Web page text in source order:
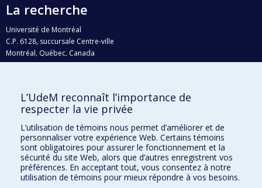
La recherche
Université de Montréal
C.P. 6128, succursale Centre-ville
Montréal, Québec, Canada
H3C 3J7
Qui fait quoi?
Nous trouver
Plan du site
Accessibilité
L’UdeM reconnaît l’importance de
respecter la vie privée
L’utilisation de témoins nous permet d’améliorer et de
personnaliser votre expérience Web. Certains témoins
sont obligatoires pour assurer le fonctionnement et la
sécurité du site Web, alors que d’autres enregistrent vos
préférences. En acceptant tout, vous consentez à notre
utilisation de témoins pour mieux répondre à vos besoins.